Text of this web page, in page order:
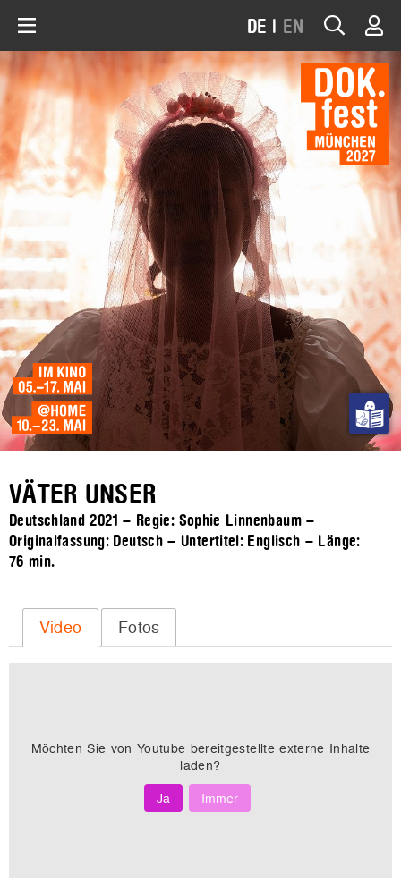
DE | EN
VÄTER UNSER
Deutschland 2021 – Regie: Sophie Linnenbaum –
Originalfassung: Deutsch – Untertitel: Englisch – Länge:
76 min.
Video Fotos
Möchten Sie von Youtube bereitgestellte externe Inhalte
laden?
Ja
Immer